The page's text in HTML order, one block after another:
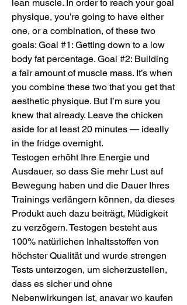
lean muscle. In order to reach your goal
physique, you’re going to have either
one, or a combination, of these two
goals: Goal #1: Getting down to a low
body fat percentage. Goal #2: Building
a fair amount of muscle mass. It’s when
you combine these two that you get that
aesthetic physique. But I’m sure you
knew that already. Leave the chicken
aside for at least 20 minutes — ideally
in the fridge overnight.
Testogen erhöht Ihre Energie und
Ausdauer, so dass Sie mehr Lust auf
Bewegung haben und die Dauer Ihres
Trainings verlängern können, da dieses
Produkt auch dazu beiträgt, Müdigkeit
zu verzögern. Testogen besteht aus
100% natürlichen Inhaltsstoffen von
höchster Qualität und wurde strengen
Tests unterzogen, um sicherzustellen,
dass es sicher und ohne
Nebenwirkungen ist, anavar wo kaufen